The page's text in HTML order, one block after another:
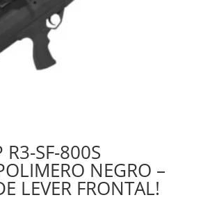
R3-SF-800S
NEGRO –
LEVER FRONTAL!